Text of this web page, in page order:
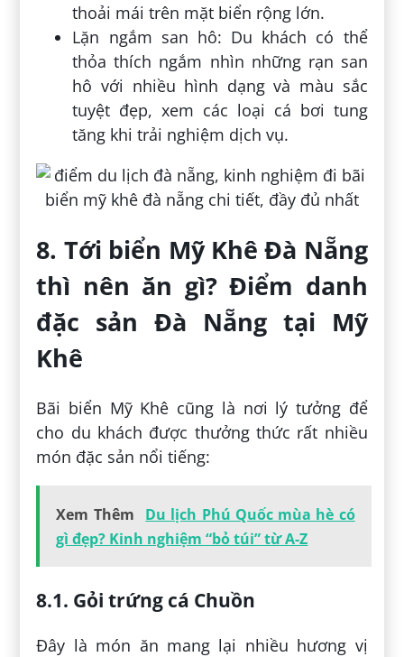
thoải mái trên mặt biển rộng lớn.
Lặn ngắm san hô: Du khách có thể
thỏa thích ngắm nhìn những rạn san
hô với nhiều hình dạng và màu sắc
tuyệt đẹp, xem các loại cá bơi tung
tăng khi trải nghiệm dịch vụ.
8. Tới biển Mỹ Khê Đà Nẵng
thì nên ăn gì? Điểm danh
đặc sản Đà Nẵng tại Mỹ
Khê
Bãi biển Mỹ Khê cũng là nơi lý tưởng để
cho du khách được thưởng thức rất nhiều
món đặc sản nổi tiếng:
Xem Thêm
Du lịch Phú Quốc mùa hè có
gì đẹp? Kinh nghiệm “bỏ túi” từ A-Z
8.1. Gỏi trứng cá Chuồn
Đây là món ăn mang lại nhiều hương vị